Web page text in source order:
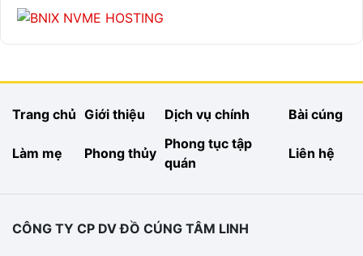
Trang chủ Giới thiệu Dịch vụ chính Bài cúng
Làm mẹ Phong thủy
Phong tục tập
quán
Liên hệ
CÔNG TY CP DV ĐỒ CÚNG TÂM LINH